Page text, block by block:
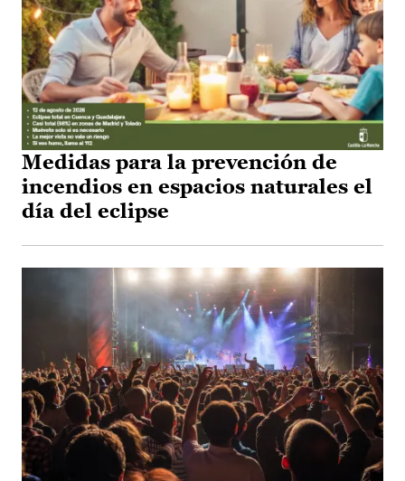
Medidas para la prevención de
incendios en espacios naturales el
día del eclipse